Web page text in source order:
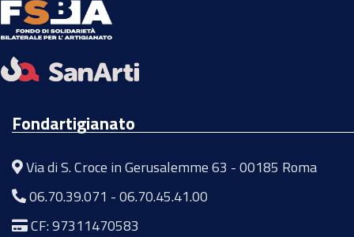
Fondartigianato
Via di S. Croce in Gerusalemme 63 - 00185 Roma
06.70.39.071 -06.70.45.41.00
CF: 97311470583